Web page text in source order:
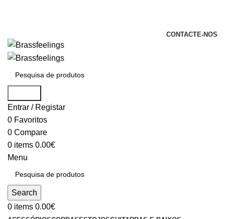
CONTACTE-NOS
Entrar / Registar
0 Favoritos
0 Compare
0 items 0.00€
Menu
Search
0 items 0.00€